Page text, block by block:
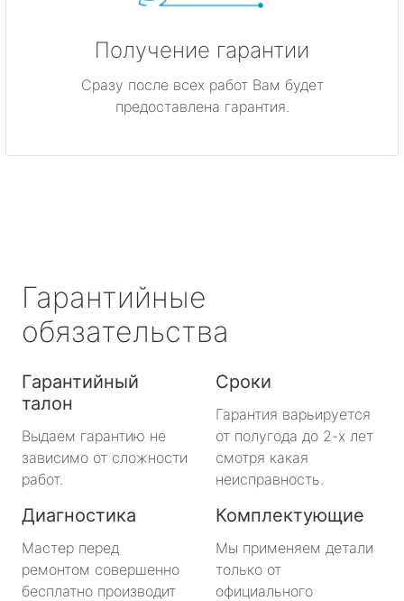
Получение гарантии
Сразу после всех работ Вам будет
предоставлена гарантия.
Гарантийные
обязательства
Гарантийный
талон
Выдаем гарантию не
зависимо от сложности
работ.
Сроки
Гарантия варьируется
от полугода до 2-х лет
смотря какая
неисправность.
Диагностика
Мастер перед
ремонтом совершенно
бесплатно производит
Комплектующие
Мы применяем детали
только от
официального